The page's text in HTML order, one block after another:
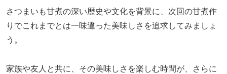
さつまいも甘煮の深い歴史や文化を背景に、次回の甘煮作
りでこれまでとは一味違った美味しさを追求してみましょ
う。
家族や友人と共に、その美味しさを楽しむ時間が、さらに